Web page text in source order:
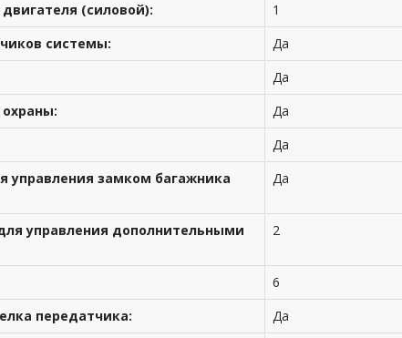
(силовой):
1
системы:
Да
Да
Да
Да
управления замком багажника
Да
управления дополнительными
2
6
передатчика:
Да